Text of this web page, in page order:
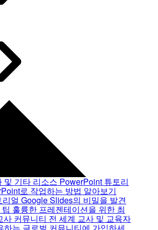
및 기타 리소스 PowerPoint 튜토리
로 작업하는 방법 알아보기
얼 Google Slides의 비밀을 발견
훌륭한 프레젠테이션을 위한 최
커뮤니티 전 세계 교사 및 교육자